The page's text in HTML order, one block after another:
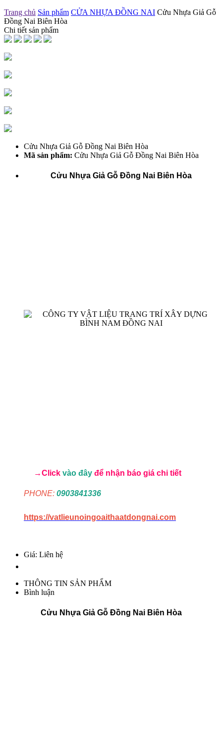
Trang chủ Sản phẩm CỬA NHỰA ĐỒNG NAI Cửu Nhựa Giả Gỗ
Đồng Nai Biên Hòa
Chi tiết sản phẩm
Cửu Nhựa Giả Gỗ Đồng Nai Biên Hòa
Mã sản phẩm: Cửu Nhựa Giả Gỗ Đồng Nai Biên Hòa
Cửu Nhựa Giả Gỗ Đồng Nai Biên Hòa
→Click vào đây để nhận báo giá chi tiết
PHONE: 0903841336
https://vatlieunoingoaithaatdongnai.com
Giá: Liên hệ
THÔNG TIN SẢN PHẨM
Bình luận
Cửu Nhựa Giả Gỗ Đồng Nai Biên Hòa